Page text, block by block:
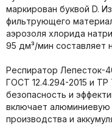
маркирован буквой D.
фильтрующего
аэрозоля хлорида
95 дм³/мин составляет
Респиратор Лепесток-
ГОСТ 12.4.294-2015 и ТР
безопасность и
включает алюминиевую
производства и